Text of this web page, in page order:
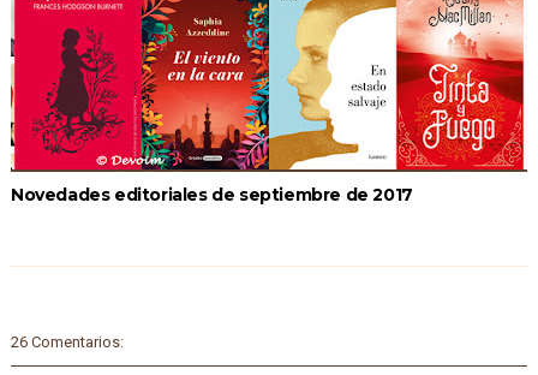
Novedades editoriales de septiembre de 2017
26 Comentarios: